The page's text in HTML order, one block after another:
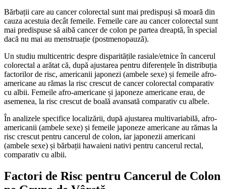
Bărbații care au cancer colorectal sunt mai predispuși să moară din
cauza acestuia decât femeile. Femeile care au cancer colorectal sunt
mai predispuse să aibă cancer de colon pe partea dreaptă, în special
dacă nu mai au menstruație (postmenopauză).
Un studiu multicentric despre disparitățile rasiale/etnice în cancerul
colorectal a arătat că, după ajustarea pentru diferențele în distribuția
factorilor de risc, americanii japonezi (ambele sexe) și femeile afro-
americane au rămas la risc crescut de cancer colorectal comparativ
cu albii. Femeile afro-americane și japoneze americane erau, de
asemenea, la risc crescut de boală avansată comparativ cu albele.
În analizele specifice localizării, după ajustarea multivariabilă, afro-
americanii (ambele sexe) și femeile japoneze americane au rămas la
risc crescut pentru cancerul de colon, iar japonezii americani
(ambele sexe) și bărbații hawaieni nativi pentru cancerul rectal,
comparativ cu albii.
Factori de Risc pentru Cancerul de Colon